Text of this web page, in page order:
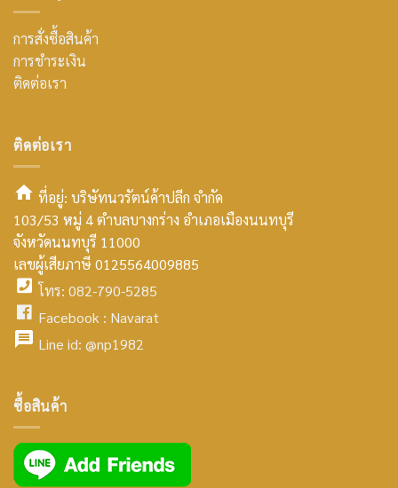
การสั่งซื้อสินค้า
การชำระเงิน
ติดต่อเรา
ติดต่อเรา
smt2
home
icon
ที่อยู่: บริษัทนวรัตน์ค้าปลีก จำกัด
103/53 หมู่ 4 ตำบลบางกร่าง อำเภอเมืองนนทบุรี
จังหวัดนนทบุรี 11000
เลขผู้เสียภาษี 0125564009885
facebook
icon
โทร: 082-790-5285
facebook
Facebook : Navarat
icon
Line id: @np1982
ซื้อสินค้า